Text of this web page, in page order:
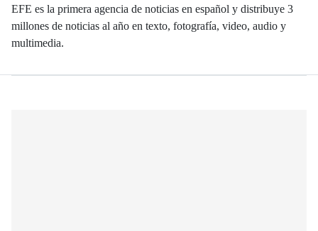
EFE es la primera agencia de noticias en español y distribuye 3
millones de noticias al año en texto, fotografía, video, audio y
multimedia.